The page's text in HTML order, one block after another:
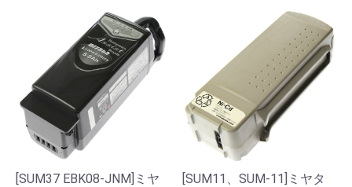
[SUM37 EBK08-JNM]ミヤ
[SUM11、SUM-11]ミヤタ